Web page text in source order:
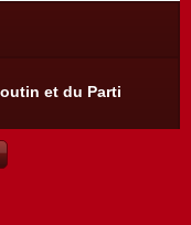
et du Parti